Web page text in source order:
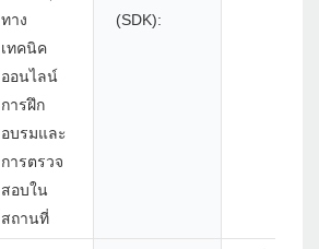
ทาง
เทคนิค
ออนไลน์
การฝึก
อบรมและ
การตรวจ
สอบใน
สถานที่
(SDK):